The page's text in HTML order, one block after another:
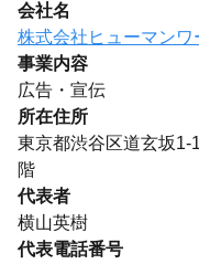
会社名
株式会社ヒューマンワ
事業内容
広告・宣伝
所在住所
東京都渋谷区道玄坂1-
階
代表者
横山英樹
代表電話番号